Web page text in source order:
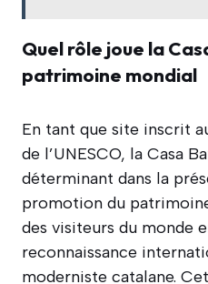
Quel rôle joue la
patrimoine mondial
En tant que site inscrit
de l’UNESCO, la Casa
déterminant dans la
promotion du
des visiteurs du monde
reconnaissance
moderniste catalane.